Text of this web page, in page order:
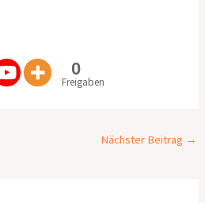
0
Freigaben
Nächster Beitrag →